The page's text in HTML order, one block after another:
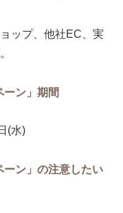
ップ、他社EC、実
ーン」期間
(水)
ーン」の注意したい